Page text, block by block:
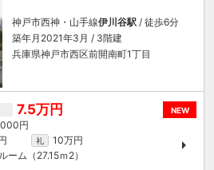
神戸市西神・山手線伊川谷駅 / 徒歩6分
築年月2021年3月 / 3階建
兵庫県神戸市西区前開南町1丁目
NEW
7.5万円
円
礼
10万円
ーム（27.15ｍ 2）